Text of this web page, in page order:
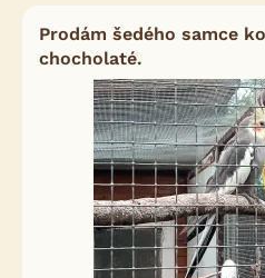
Prodám šedého samce
chocholaté.